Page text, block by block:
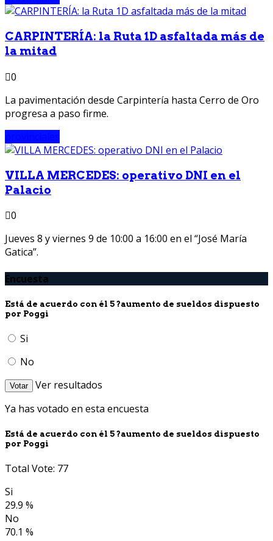
CARPINTERÍA: la Ruta 1D asfaltada más de
la mitad
0
La pavimentación desde Carpintería hasta Cerro de Oro
progresa a paso firme.
VILLA MERCEDES: operativo DNI en el
Palacio
0
Jueves 8 y viernes 9 de 10:00 a 16:00 en el “José María
Gatica”.
Encuesta
Está de acuerdo con él 5 ?aumento de sueldos dispuesto
por Poggi
Si
No
Votar
Ver resultados
Ya has votado en esta encuesta
Está de acuerdo con él 5 ?aumento de sueldos dispuesto
por Poggi
Total Vote: 77
Si
29.9 %
No
70.1 %